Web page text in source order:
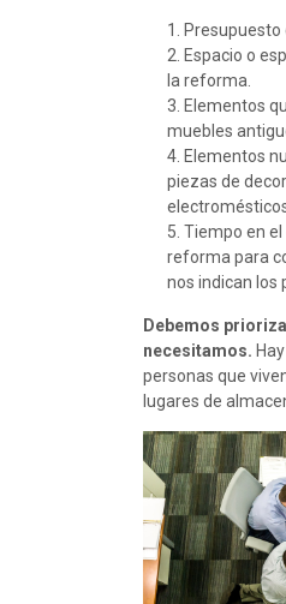
Presupuesto
Espacio o
la reforma.
Elementos
muebles
Elementos
piezas de
Tiempo en
reforma para
nos indican los
Debemos
necesitamos.
personas que
lugares de